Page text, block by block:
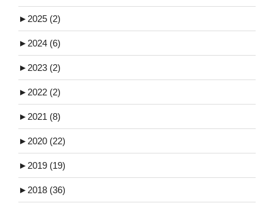
► 2025 (2)
► 2024 (6)
► 2023 (2)
► 2022 (2)
► 2021 (8)
► 2020 (22)
► 2019 (19)
► 2018 (36)